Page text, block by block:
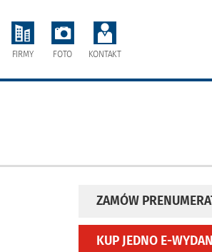
FIRMY FOTO KONTAKT
ZAMÓW
KUP JEDNO E-